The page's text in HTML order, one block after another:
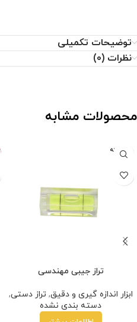
توضیحات تکمیلی
نظرات (0)
محصولات مشابه
فروخته
شده
تراز جیبی مهندسی
ابزار اندازه گیری و دقیق,تراز دستی,
دسته بندی نشده